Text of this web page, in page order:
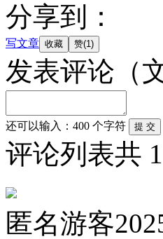
分享到：
写文章
发表评论 （
还可以输入： 400 个字符
评论列表共 1
匿名游客